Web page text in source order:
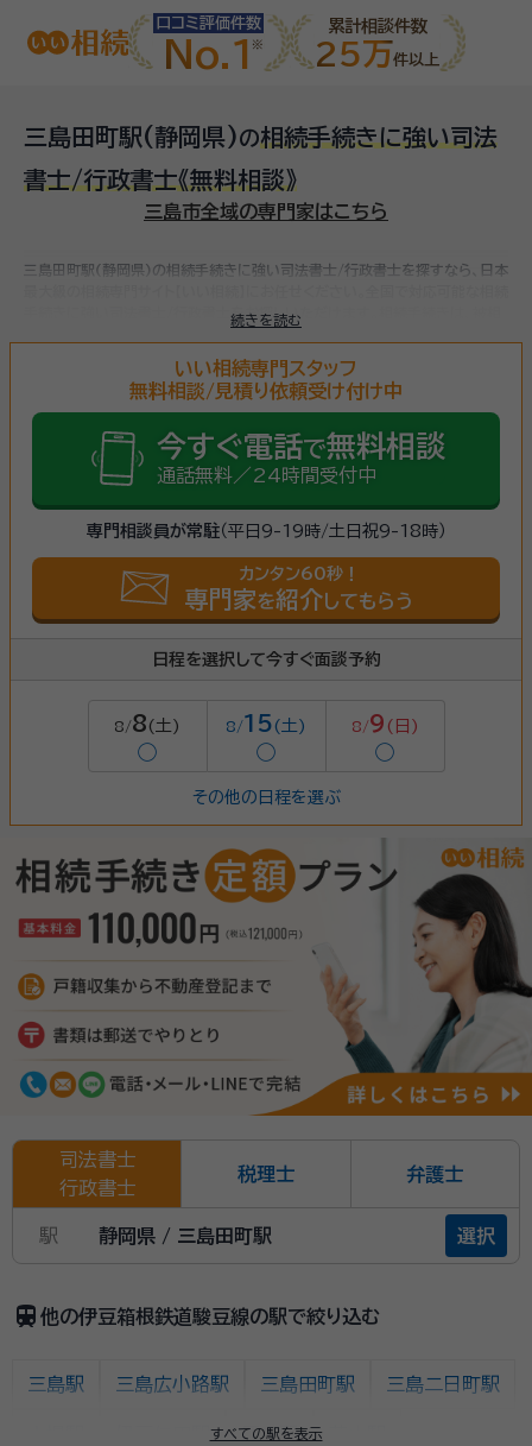
口コミ評価件数
No.1
累計相談件数
25万件以上
三島田町駅(静岡県)の相続手続きに強い司法
書士/行政書士《無料相談》
三島市全域の専門家はこちら
続きを読む
三島田町駅(静岡県)の相続手続きに強い司法書士/行政書士を探すなら、日本
手続きに強い司法書士/行政書士をお探しいただけます。
（相続財産が基礎控除額を超えていた場合）など多岐に渡るため、相続手続き
まずは相談しましょう。
いい相続専門スタッフ
無料相談/見積り依頼受け付け中
今すぐ電話で無料相談
通話無料／24時間受付中
専門相談員が常駐（平日9-19時/土日祝9-18時）
カンタン60秒！
専門家を紹介 してもらう
日程を選択して今すぐ面談予約
8/8 (土)
◯
8/15(土)
◯
8/9 (日)
◯
その他の日程を選ぶ
司法書士
行政書士
税理士 弁護士
駅 静岡県 / 三島田町駅 選択
train 他の伊豆箱根鉄道駿豆線の駅で絞り込む
すべての駅を表示
三島駅 三島広小路駅 三島田町駅 三島二日町駅
原木駅